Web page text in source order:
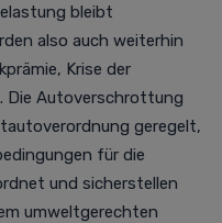
bleibt
also auch weiterhin
Krise der
Die Autoverschrottung
geregelt,
für die
und sicherstellen
umweltgerechten